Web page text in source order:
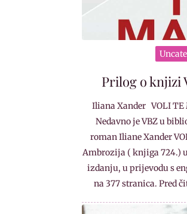
Prilog o knjizi
Iliana Xander VOLI
Nedavno je VBZ u
roman Iliane Xander
Ambrozija ( knjiga 724.)
izdanju, u prijevodu s
na 377 stranica. Pred